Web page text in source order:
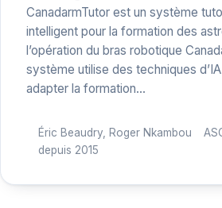
CanadarmTutor est un système
intelligent pour la formation des
l’opération du bras robotique
système utilise des techniques
adapter la formation…
Éric Beaudry, Roger Nkambou
depuis 2015